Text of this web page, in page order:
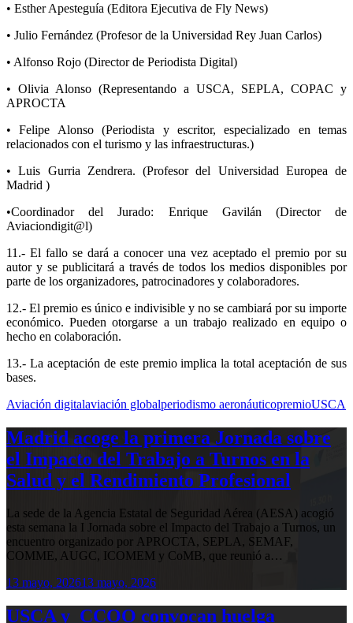
• Esther Apesteguía (Editora Ejecutiva de Fly News)
• Julio Fernández (Profesor de la Universidad Rey Juan Carlos)
• Alfonso Rojo (Director de Periodista Digital)
• Olivia Alonso (Representando a USCA, SEPLA, COPAC y
APROCTA
• Felipe Alonso (Periodista y escritor, especializado en temas
relacionados con el turismo y las infraestructuras.)
• Luis Gurria Zendrera. (Profesor del Universidad Europea de
Madrid )
•Coordinador del Jurado: Enrique Gavilán (Director de
Aviaciondigit@l)
11.- El fallo se dará a conocer una vez aceptado el premio por su
autor y se publicitará a través de todos los medios disponibles por
parte de los organizadores, patrocinadores y colaboradores.
12.- El premio es único e indivisible y no se cambiará por su importe
económico. Pueden otorgarse a un trabajo realizado en equipo o
hecho en colaboración.
13.- La aceptación de este premio implica la total aceptación de sus
bases.
Aviación digitalaviación globalperiodismo aeronáuticopremioUSCA
Madrid acoge la primera Jornada sobre
el Impacto del Trabajo a Turnos en la
Salud y el Rendimiento Profesional
La sede de la Agencia Estatal de Seguridad Aérea (AESA) acogió
esta semana la I Jornada sobre el Impacto del Trabajo a Turnos, un
encuentro organizado por APROCTA, SEPLA, SEMAF,
COMME, AUGC, ICOMEM y CoMB, que reunió a…
13 mayo, 202613 mayo, 2026
USCA y CCOO convocan huelga